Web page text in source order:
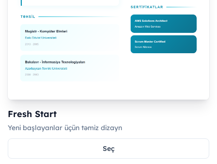
Fresh Start
Yeni başlayanlar üçün təmiz dizayn
Seç